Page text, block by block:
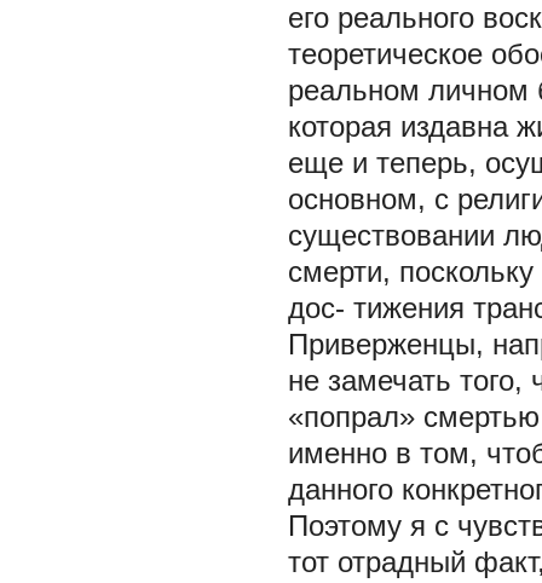
его реального
теоретическое
реальном личном
которая издавна
еще и теперь,
основном, с
существовании
смерти,
дос- тижения
Приверженцы,
не замечать того,
«попрал»
именно в том,
данного
Поэтому я с
тот отрадный